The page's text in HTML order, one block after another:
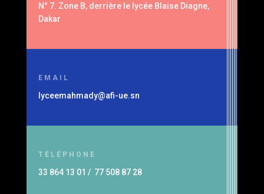
N° 7. Zone B, derrière le lycée Blaise Diagne,
Dakar
EMAIL
lyceemahmady@afi-ue.sn
TÉLÉPHONE
33 864 13 01 / 77 508 87 28